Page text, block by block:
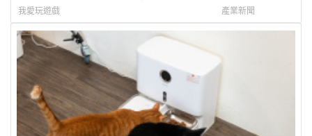
樣要十六萬？Sony PlayStation 5 Pro
30th Anniversary Edition Unboxing
我愛玩遊戲
Open Gate 與機身
製 輕巧機身集結
產業新聞